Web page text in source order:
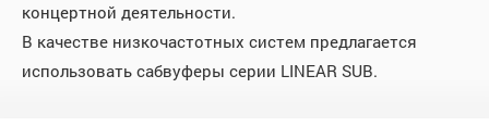
концертной деятельности.
В качестве низкочастотных систем предлагается
использовать сабвуферы серии LINEAR SUB.